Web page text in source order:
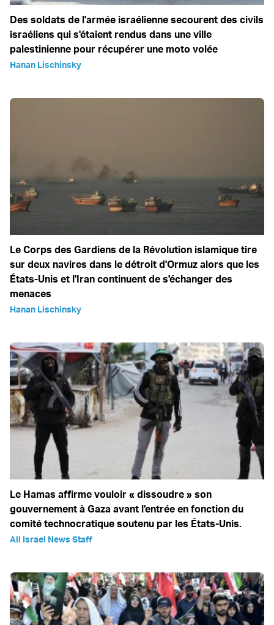
Des soldats de l'armée israélienne secourent des civils
israéliens qui s'étaient rendus dans une ville
palestinienne pour récupérer une moto volée
Hanan Lischinsky
Le Corps des Gardiens de la Révolution islamique tire
sur deux navires dans le détroit d'Ormuz alors que les
États-Unis et l'Iran continuent de s'échanger des
menaces
Hanan Lischinsky
Le Hamas affirme vouloir « dissoudre » son
gouvernement à Gaza avant l'entrée en fonction du
comité technocratique soutenu par les États-Unis.
All Israel News Staff